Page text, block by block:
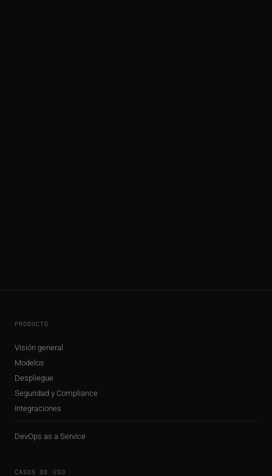
PRODUCTO
Visión general
Modelos
Despliegue
Seguridad y Compliance
Integraciones
DevOps as a Service
CASOS DE USO